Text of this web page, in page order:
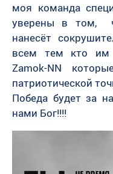
моя команда
уверены в том,
нанесёт
всем тем кто им
Zamok-NN
патриотической
Победа будет за
нами Бог!!!!